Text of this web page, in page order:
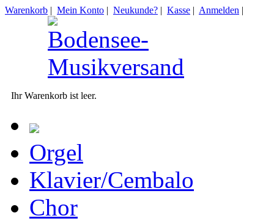
Warenkorb | Mein Konto | Neukunde? | Kasse | Anmelden |
Ihr Warenkorb ist leer.
Orgel
Klavier/Cembalo
Chor